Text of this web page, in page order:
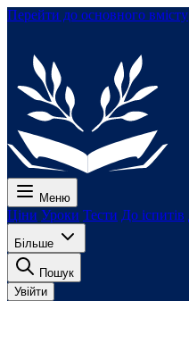
Перейти до основного вмісту
Меню
Ціни Уроки Тести До іспитів
Більше
Пошук
Увійти